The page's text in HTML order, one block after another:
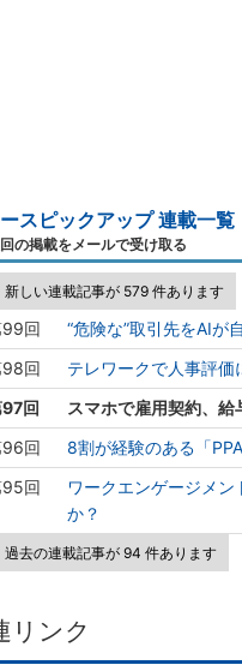
スピックアップ 連載一覧
の掲載をメールで受け取る
新しい連載記事が 579 件あります
99
“危険な”取引先をAIが
98
テレワークで人事評
97
スマホで雇用契約、
96
8割が経験のある「
95
ワークエンゲージメ
か？
過去の連載記事が 94 件あります
リンク